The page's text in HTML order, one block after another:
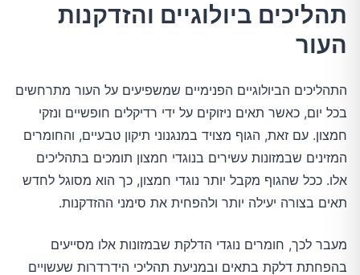
תהליכים ביולוגיים והזדקנות
העור
התהליכים הביולוגיים הפנימיים שמשפיעים על העור מתרחשים
בכל יום, כאשר תאים ניזוקים על ידי רדיקלים חופשיים ונזקי
חמצון. עם זאת, הגוף מצויד במנגנוני תיקון טבעיים, והחומרים
המזינים שבמזונות עשירים בנוגדי חמצון תומכים בתהליכים
אלו. ככל שהגוף מקבל יותר נוגדי חמצון, כך הוא מסוגל לחדש
תאים בצורה יעילה יותר ולהפחית את סימני ההזדקנות.
מעבר לכך, חומרים נוגדי הדלקת שבמזונות אלו מסייעים
בהפחתת דלקת בתאים ובמניעת תהליכי הידרדרות שעשויים